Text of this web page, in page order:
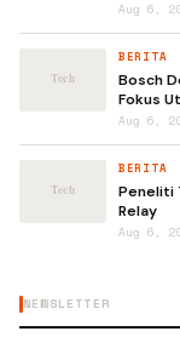
Aug 6,
BERITA
Bosch
Fokus
Aug 6,
BERITA
Peneliti
Relay
Aug 6,
NEWSLETTER